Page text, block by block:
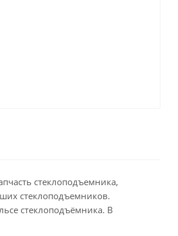
стеклоподъемника,
стеклоподъемников.
cтеклоподъёмника. В